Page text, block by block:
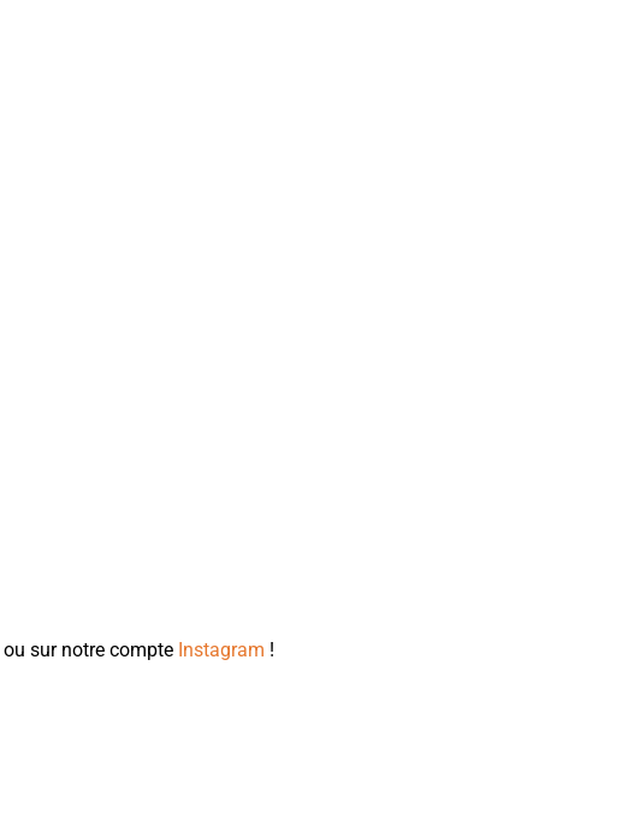
ou sur notre compte Instagram !